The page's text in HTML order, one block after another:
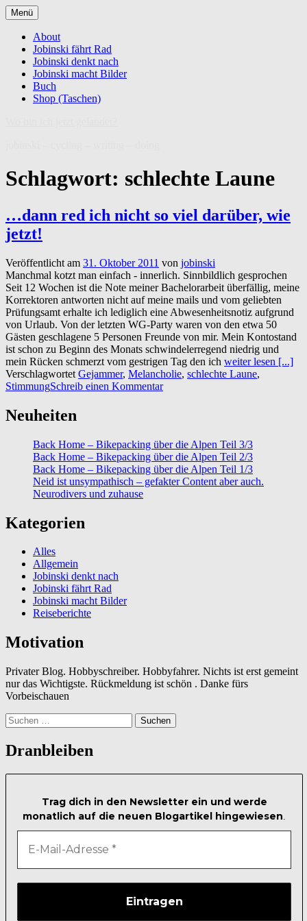
Zum
Inhalt
springen
Menü
About
Jobinski fährt Rad
Jobinski denkt nach
Jobinski macht Bilder
Buch
Shop (Taschen)
Schlagwort: schlechte Laune
…dann red ich nicht so viel darüber, wie
jetzt!
Veröffentlicht am 31. Oktober 2011 von jobinski
Manchmal kotzt man einfach - innerlich. Sinnbildlich gesprochen
Seit 12 Wochen ist die Note meiner Bachelorarbeit überfällig, meine
Korrektoren antworten nicht auf meine mails und vom geliebten
Prüfungsamt erhalte ich lediglich eine Abwesenheitsnotiz aufgrund
von Urlaub. Von der letzten WG-Party waren von den etwa 50
Gästen geschlagene 5 Personen Freunde von mir. Mein Kontostand
ist schon zu Beginn des Monats schwindelerregend niedrig und
mein Rücken schmerzt vom gestrigen Tag den ich weiter lesen [...]
Verschlagwortet Gejammer, Melancholie, schlechte Laune,
StimmungSchreib einen Kommentar
Neuheiten
Back Home – Bikepacking über die Alpen Teil 3/3
Back Home – Bikepacking über die Alpen Teil 2/3
Back Home – Bikepacking über die Alpen Teil 1/3
Neid ist unsympathisch – gefakter Content aber auch.
Neurodivers und zuhause
Kategorien
Alles
Allgemein
Jobinski denkt nach
Jobinski fährt Rad
Jobinski macht Bilder
Reiseberichte
Motivation
Privater Blog. Hobbyschreiber. Hobbyfahrer. Nichts ist erst gemeint
nur das Wichtigste. Rückmeldung ist schön . Danke fürs
Vorbeischauen
Suchen
nach:
Dranbleiben
Trag dich in den Newsletter ein und werde
monatlich auf die neuen Blogartikel hingewiesen.